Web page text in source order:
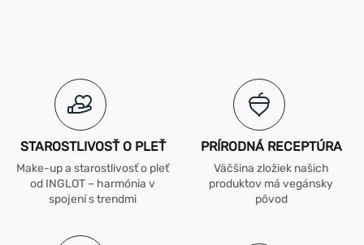
STAROSTLIVOSŤ O PLEŤ
Make-up a starostlivosť o pleť
od INGLOT – harmónia v
spojení s trendmi
PRÍRODNÁ RECEPTÚRA
Väčšina zložiek našich
produktov má vegánsky
pôvod